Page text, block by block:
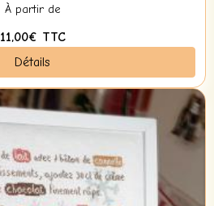
À partir de
11,00€ TTC
Détails